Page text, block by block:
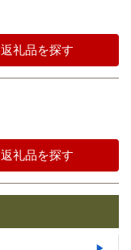
返礼品を探す
返礼品を探す